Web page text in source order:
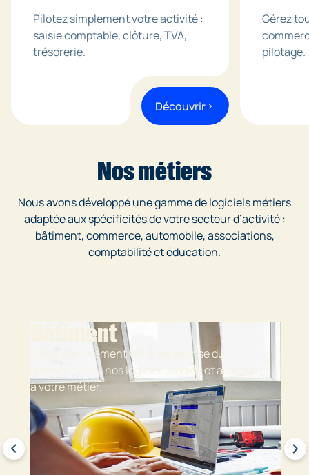
Pilotez simplement votre activité :
saisie comptable, clôture, TVA,
trésorerie.
Découvrir chevron_right
Gérez
pilotage.
Nos métiers
Nous avons développé une gamme de logiciels métiers
adaptée aux spécificités de votre secteur d’activité :
bâtiment, commerce, automobile, associations,
comptabilité et éducation.
Bâtiment
Gérez sereinement votre entreprise du
bâtiment avec nos logiciels dédiés et adaptés
à votre métier.